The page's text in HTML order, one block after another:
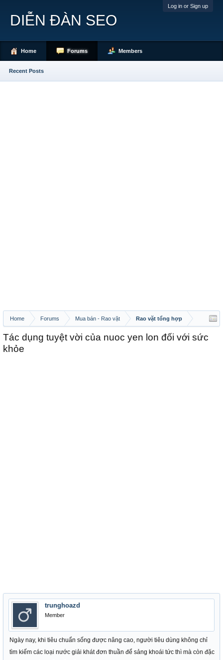
Log in or Sign up
Home Forums Mua bán - Rao vặt Rao vặt tổng hợp
Tác dụng tuyệt vời của nuoc yen lon đối với sức
khỏe
trunghoazd
Member
Ngày nay, khi tiêu chuẩn sống được nâng cao, người tiêu dùng không chỉ
tìm kiếm các loại nước giải khát đơn thuần để sảng khoái tức thì mà còn đặc
DIỄN ĐÀN SEO
Home Forums
Recent Posts
Members